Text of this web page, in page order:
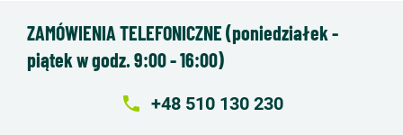
ZAMÓWIENIA TELEFONICZNE (poniedziałek -
piątek w godz. 9:00 - 16:00)
local_phone +48 510 130 230